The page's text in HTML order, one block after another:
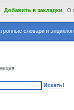
словари и
Добавить в закладки О
Искать!